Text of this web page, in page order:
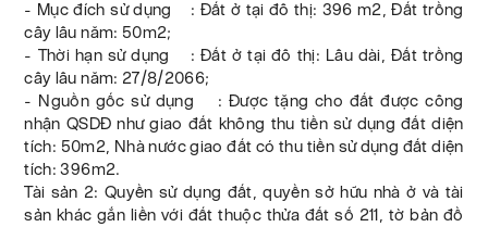
- Mục đích sử dụng : Đất ở tại đô thị: 396 m2, Đất trồng
cây lâu năm: 50m2;
- Thời hạn sử dụng : Đất ở tại đô thị: Lâu dài, Đất trồng
cây lâu năm: 27/8/2066;
- Nguồn gốc sử dụng : Được tặng cho đất được công
nhận QSDĐ như giao đất không thu tiền sử dụng đất diện
tích: 50m2, Nhà nước giao đất có thu tiền sử dụng đất diện
tích: 396m2.
Tài sản 2: Quyền sử dụng đất, quyền sở hữu nhà ở và tài
sản khác gắn liền với đất thuộc thửa đất số 211, tờ bản đồ